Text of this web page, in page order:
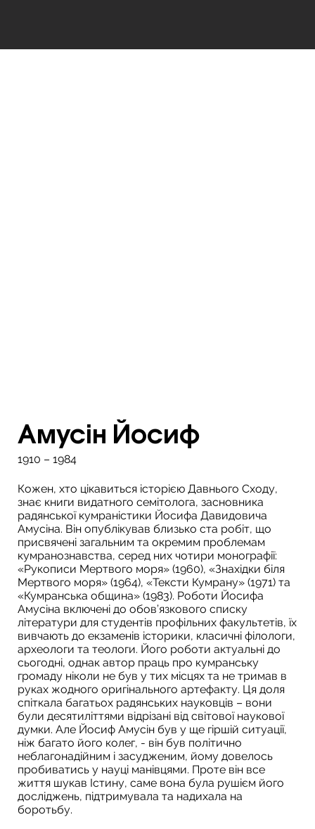
Амусін Йосиф
1910 – 1984
Кожен, хто цікавиться історією Давнього Сходу,
знає книги видатного семітолога, засновника
радянської кумраністики Йосифа Давидовича
Амусіна. Він опублікував близько ста робіт, що
присвячені загальним та окремим проблемам
кумранознавства, серед них чотири монографії:
«Рукописи Мертвого моря» (1960), «Знахідки біля
Мертвого моря» (1964), «Тексти Кумрану» (1971) та
«Кумранська община» (1983). Роботи Йосифа
Амусіна включені до обов’язкового списку
літератури для студентів профільних факультетів, їх
вивчають до екзаменів історики, класичні філологи,
археологи та теологи. Його роботи актуальні до
сьогодні, однак автор праць про кумранську
громаду ніколи не був у тих місцях та не тримав в
руках жодного оригінального артефакту. Ця доля
спіткала багатьох радянських науковців – вони
були десятиліттями відрізані від світової наукової
думки. Але Йосиф Амусін був у ще гіршій ситуації,
ніж багато його колег, - він був політично
неблагонадійним і засудженим, йому довелось
пробиватись у науці манівцями. Проте він все
життя шукав Істину, саме вона була рушієм його
досліджень, підтримувала та надихала на
боротьбу.